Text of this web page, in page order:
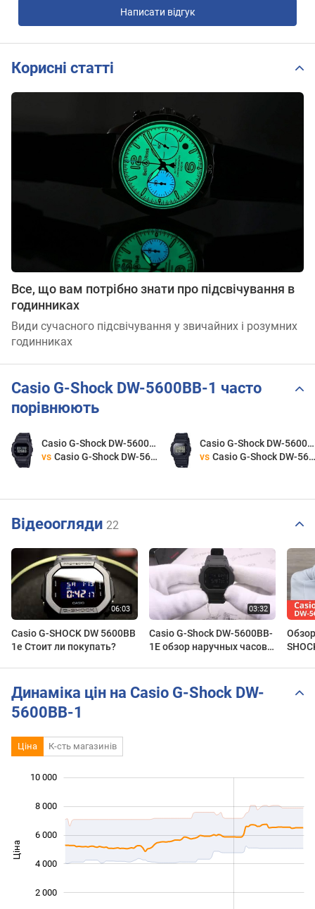
Написати відгук
Корисні статті
Все, що вам потрібно знати про підсвічування в
годинниках
Види сучасного підсвічування у звичайних і розумних
годинниках
Casio G-Shock DW-5600BB-1 часто
порівнюють
Casio G-Shock DW-5600BB-1
vs Casio G-Shock DW-5600UBB-1
Casio G-Shock DW-5600BB-1
vs Casio G-Shock DW-5600PGB-1
Відеоогляди 22
Casio G-SHOCK DW 5600BB
1e Стоит ли покупать?
Casio G-Shock DW-5600BB-
1E обзор наручных часов
Динаміка цін на Casio G-Shock DW-
5600BB-1
Ціна К-сть магазинів
Ціна
2 000
4 000
6 000
8 000
10 000